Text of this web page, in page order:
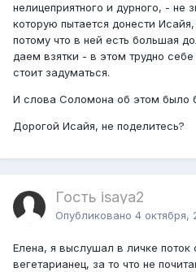
нелицеприятного и дурного, - не
которую пытается донести
потому что в ней есть большая
даем взятки - в этом трудно
стоит задуматься.
И слова Соломона об этом было
Дорогой Исайя, не поделитесь?
Гость isaya2
Опубликовано 4 октября,
Елена, я выслушал в личке поток
вегетарианец, за то что не